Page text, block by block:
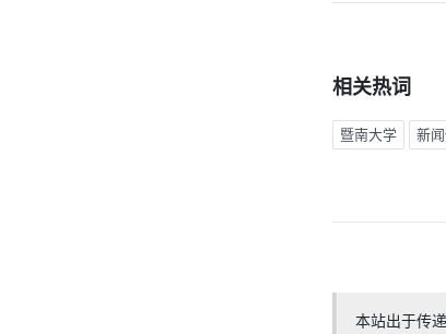
相关热词
暨南大学 新
本站出于传